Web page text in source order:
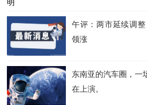
午评：两市延续调
领涨
东南亚的汽车圈，一
在上演。